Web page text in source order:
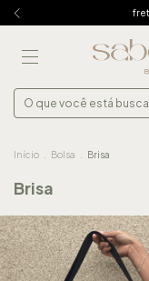
Início Bolsa Brisa
Brisa